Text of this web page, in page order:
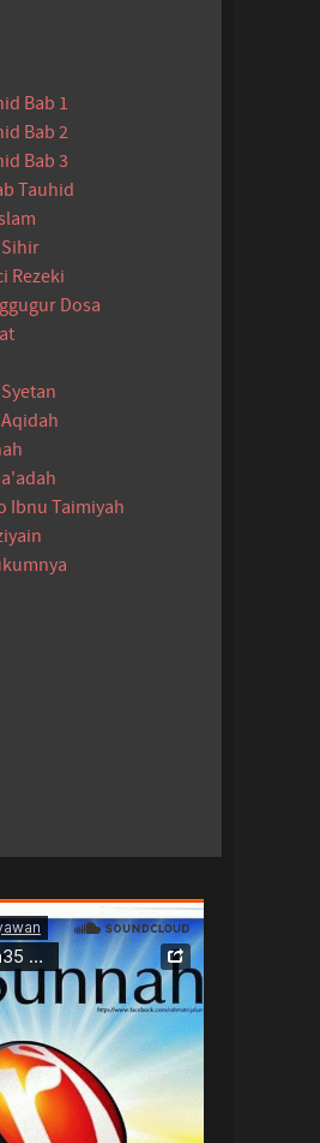
Bab 1
Bab 2
Bab 3
Tauhid
Sihir
Rezeki
Dosa
Ibnu Taimiyah